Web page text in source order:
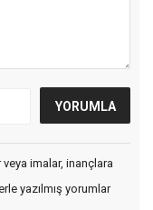
imalar, inançlara
yazılmış yorumlar